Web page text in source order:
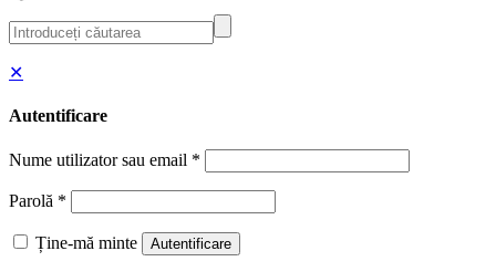
✕
Autentificare
Nume utilizator sau email *
Parolă *
Ține-mă minte Autentificare